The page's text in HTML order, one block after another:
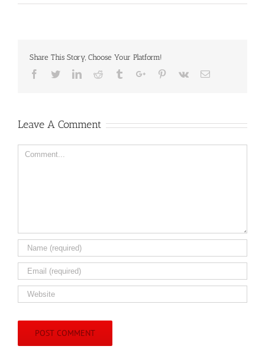
Share This Story, Choose Your Platform!
Facebook
TwitterLinkedinReddit TumblrGoogle+Pinterest
Vk Email
Leave A Comment
Comment